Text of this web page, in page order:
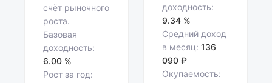
счёт рыночного
роста.
Базовая
доходность:
6.00 %
Рост за год:
доходность:
9.34 %
Средний доход
в месяц: 136
090 ₽
Окупаемость: